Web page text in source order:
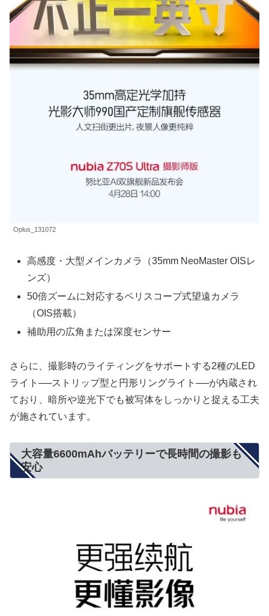
Oplus_131072
高感度・大型メインカメラ（35mm NeoMaster OISレ
ンズ）
50倍ズームに対応するペリスコープ式望遠カメラ
（OIS搭載）
補助用の広角または深度センサー
さらに、撮影時のライティングをサポートする2種のLED
ライト──ストリップ型と円形リングライト──が内蔵され
ており、暗所や逆光下でも被写体をしっかりと捉える工夫
が施されています。
大容量6600mAhバッテリーで長時間の撮影も
安心